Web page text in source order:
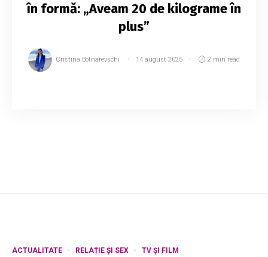
în formă: „Aveam 20 de kilograme în
plus”
Cristina Botnarevschi 14 august 2025 2 min read
ACTUALITATE RELAȚIE ȘI SEX TV ȘI FILM